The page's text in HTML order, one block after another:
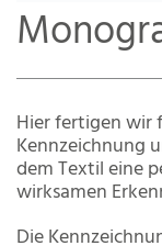
Hier fertigen wir
Kennzeichnung
dem Textil eine
wirksamen
Die